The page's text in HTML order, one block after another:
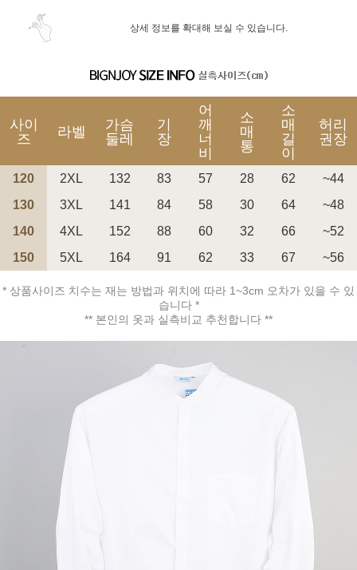
상세 정보를 확대해 보실 수 있습니다.
사이
즈
라벨
가슴
둘레
기
장
어
깨
너
비
소
매
통
소
매
길
이
허리
권장
120 2XL 132 83 57 28 62
~44
130
3XL 141 84 58 30 64
~48
140
4XL 152 88 60 32 66
~52
150
5XL 164 91 62 33 67 ~56
* 상품사이즈 치수는 재는 방법과 위치에 따라 1~3cm 오차가 있을 수 있
습니다 *
** 본인의 옷과 실측비교 추천합니다 **